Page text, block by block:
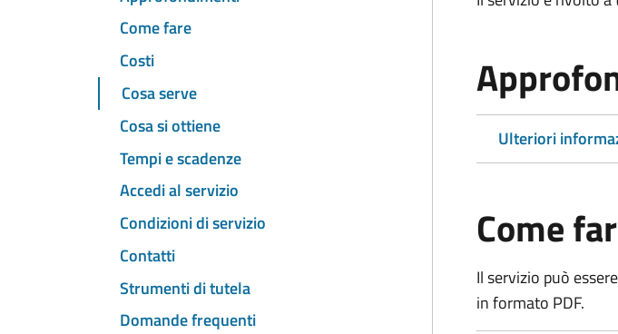
Come fare
Costi
Cosa serve
Cosa si ottiene
Tempi e scadenze
Accedi al servizio
Condizioni di servizio
Contatti
Strumenti di tutela
Domande frequenti
Ulteriori
Come
Il servizio può
in formato PDF.